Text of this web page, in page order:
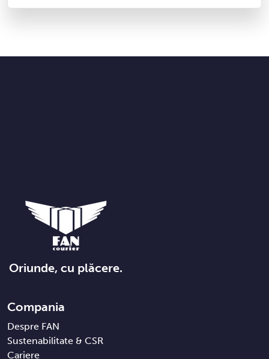
Oriunde, cu plăcere.
Compania
Despre FAN
Sustenabilitate & CSR
Cariere